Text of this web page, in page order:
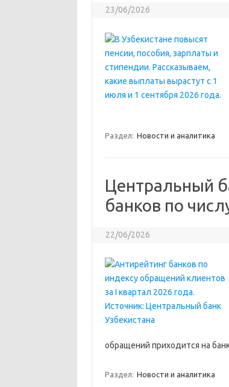
23/06/2026
Раздел: Новости и аналитика
Центральный
банков по
22/06/2026
обращений приходится на
Раздел: Новости и аналитика